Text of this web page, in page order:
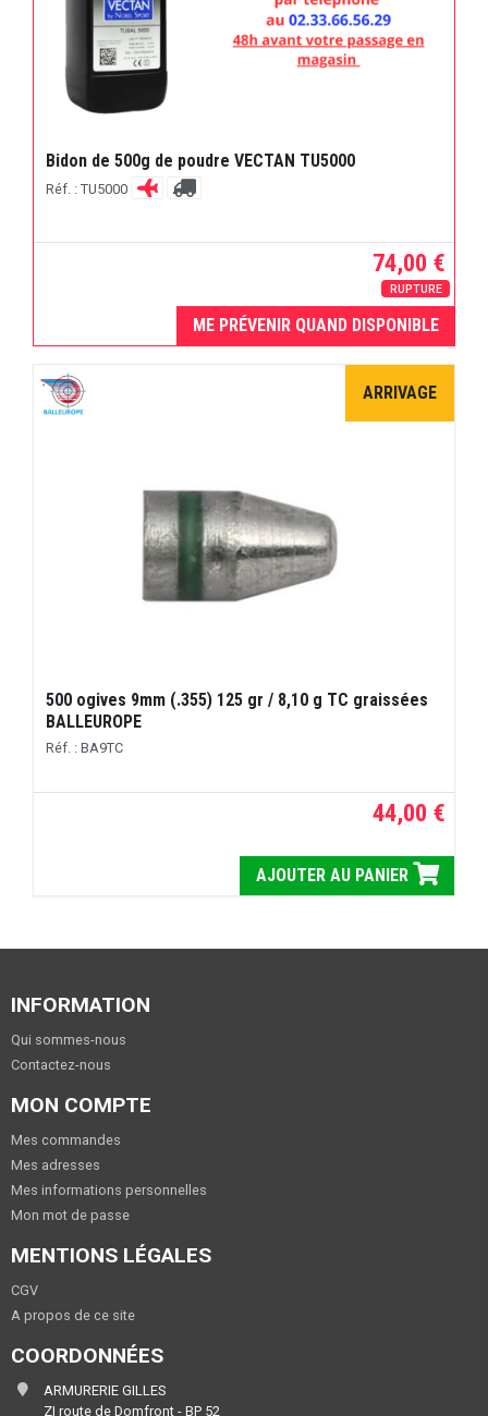
Bidon de 500g de poudre VECTAN TU5000
Réf. : TU5000
74,00 €
RUPTURE
ME PRÉVENIR QUAND DISPONIBLE
ARRIVAGE
500 ogives 9mm (.355) 125 gr / 8,10 g TC graissées
BALLEUROPE
Réf. : BA9TC
44,00 €
AJOUTER AU PANIER
INFORMATION
Qui sommes-nous
Contactez-nous
MON COMPTE
Mes commandes
Mes adresses
Mes informations personnelles
Mon mot de passe
MENTIONS LÉGALES
CGV
A propos de ce site
COORDONNÉES
ARMURERIE GILLES
ZI route de Domfront - BP 52